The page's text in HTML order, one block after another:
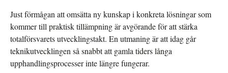
Just förmågan att omsätta ny kunskap i konkreta lösningar som
kommer till praktisk tillämpning är avgörande för att stärka
totalförsvarets utvecklingstakt. En utmaning är att idag går
teknikutvecklingen så snabbt att gamla tiders långa
upphandlingsprocesser inte längre fungerar.